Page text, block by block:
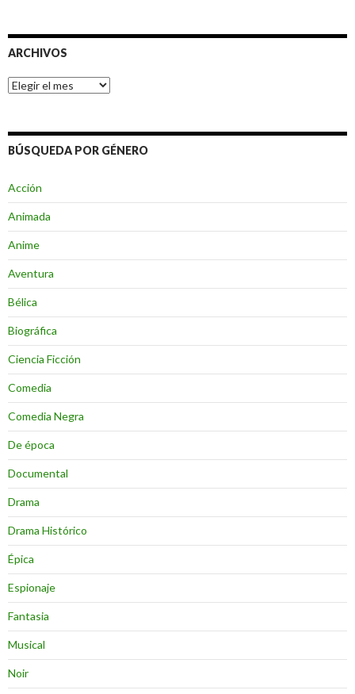
ARCHIVOS
Archivos
BÚSQUEDA POR GÉNERO
Acción
Animada
Anime
Aventura
Bélica
Biográfica
Ciencia Ficción
Comedia
Comedia Negra
De época
Documental
Drama
Drama Histórico
Épica
Espionaje
Fantasia
Musical
Noir